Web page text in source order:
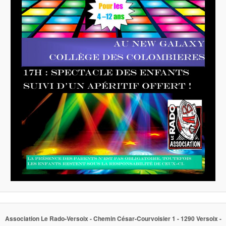
Association Le Rado-Versoix - Chemin César-Courvoisier 1 - 1290 Versoix -